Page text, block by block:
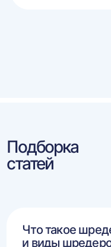
Подборка
статей
Что такое
и виды